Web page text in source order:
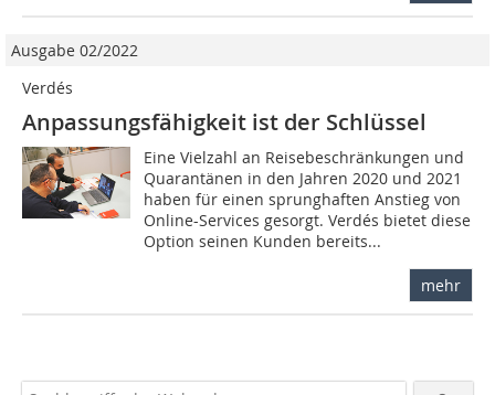
Ausgabe 02/2022
Verdés
Anpassungsfähigkeit ist der Schlüssel
Eine Vielzahl an Reisebeschränkungen und
Quarantänen in den Jahren 2020 und 2021
haben für einen sprunghaften Anstieg von
Online-Services gesorgt. Verdés bietet diese
Option seinen Kunden bereits...
mehr